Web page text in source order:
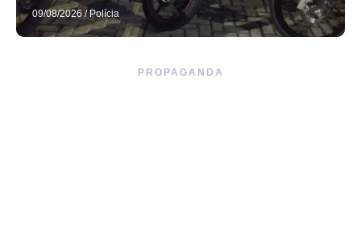
09/08/2026 / Polícia
PROPAGANDA